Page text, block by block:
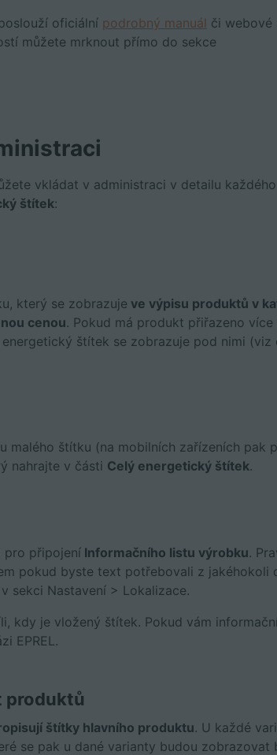
oficiální podrobný manuál či webové
můžete mrknout přímo do sekce
vkládat v administraci v detailu každého
štítek:
který se zobrazuje ve výpisu produktů v
cenou. Pokud má produkt přiřazeno více
štítek se zobrazuje pod nimi (viz
malého štítku (na mobilních zařízeních pak
nahrajte v části Celý energetický štítek.
pro připojení Informačního listu výrobku.
pokud byste text potřebovali z jakéhokoli
sekci Nastavení > Lokalizace.
kdy je vložený štítek. Pokud vám
EPREL.
produktů
štítky hlavního produktu. U každé
se pak u dané varianty budou zobrazovat